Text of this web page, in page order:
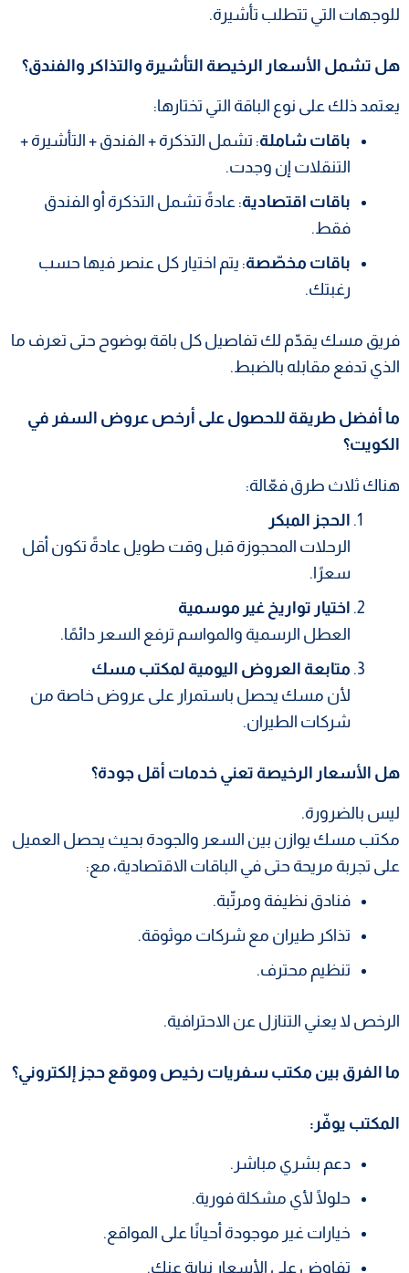
للوجهات التي تتطلب تأشيرة.
هل تشمل الأسعار الرخيصة التأشيرة والتذاكر والفندق؟
يعتمد ذلك على نوع الباقة التي تختارها:
باقات شاملة: تشمل التذكرة + الفندق + التأشيرة +
التنقلات إن وجدت.
باقات اقتصادية: عادةً تشمل التذكرة أو الفندق
فقط.
باقات مخصّصة: يتم اختيار كل عنصر فيها حسب
رغبتك.
فريق مسك يقدّم لك تفاصيل كل باقة بوضوح حتى تعرف ما
الذي تدفع مقابله بالضبط.
ما أفضل طريقة للحصول على أرخص عروض السفر في
الكويت؟
هناك ثلاث طرق فعّالة:
الحجز المبكر
الرحلات المحجوزة قبل وقت طويل عادةً تكون أقل
سعرًا.
اختيار تواريخ غير موسمية
العطل الرسمية والمواسم ترفع السعر دائمًا.
متابعة العروض اليومية لمكتب مسك
لأن مسك يحصل باستمرار على عروض خاصة من
شركات الطيران.
هل الأسعار الرخيصة تعني خدمات أقل جودة؟
ليس بالضرورة.
مكتب مسك يوازن بين السعر والجودة بحيث يحصل العميل
على تجربة مريحة حتى في الباقات الاقتصادية، مع:
فنادق نظيفة ومرتّبة.
تذاكر طيران مع شركات موثوقة.
تنظيم محترف.
الرخص لا يعني التنازل عن الاحترافية.
ما الفرق بين مكتب سفريات رخيص وموقع حجز إلكتروني؟
المكتب يوفّر:
دعم بشري مباشر.
حلولًا لأي مشكلة فورية.
خيارات غير موجودة أحيانًا على المواقع.
تفاوض على الأسعار نيابة عنك.